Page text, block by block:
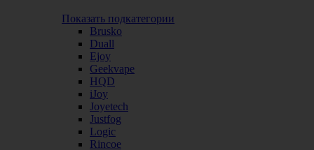
Показать подкатегории
Brusko
Duall
Ejoy
Geekvape
HQD
iJoy
Joyetech
Justfog
Logic
Rincoe